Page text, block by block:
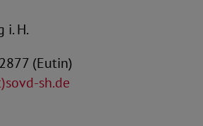
i. H.
(Eutin)
sh.de